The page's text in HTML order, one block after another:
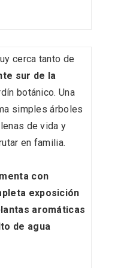
cerca tanto de
sur de la
botánico. Una
simples árboles
de vida y
en familia.
con
exposición
aromáticas
de agua
de Burgos
el Salón Gourmet